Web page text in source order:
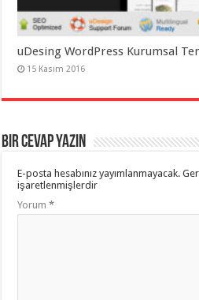
uDesing WordPress Kurumsal
15 Kasım 2016
Bir cevap yazın
E-posta hesabınız yayımlanmayacak.
işaretlenmişlerdir
Yorum*